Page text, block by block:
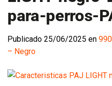
para-perros-
Publicado 25/06/2025 en
– Negro